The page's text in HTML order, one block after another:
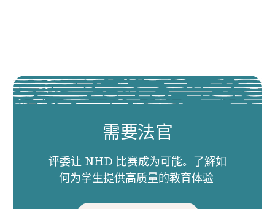
需要法官
评委让 NHD 比赛成为可能。了解如
何为学生提供高质量的教育体验